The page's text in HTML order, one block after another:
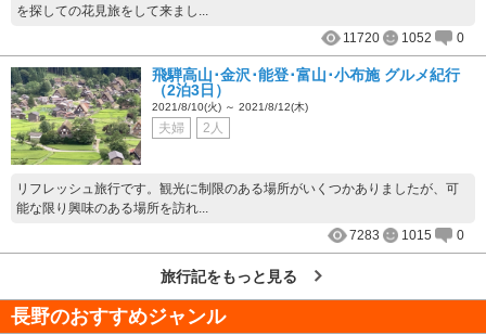
を探しての花見旅をして来まし...
11720
1052 0
飛騨高山･金沢･能登･富山･小布施 グルメ紀行
（2泊3日）
2021/8/10(火) ～ 2021/8/12(木)
夫婦 2人
リフレッシュ旅行です。観光に制限のある場所がいくつかありましたが、可
能な限り興味のある場所を訪れ...
7283
1015 0
旅行記をもっと見る
長野のおすすめジャンル